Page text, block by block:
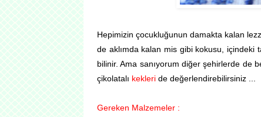
Hepimizin çocukluğunun damakta kalan
de aklımda kalan mis gibi kokusu, içindeki
bilinir. Ama sanıyorum diğer şehirlerde de
çikolatalı kekleri de değerlendirebilirsiniz ...
Gereken Malzemeler :